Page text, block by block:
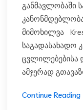
განმავლობაში
მიმოხილვა
საგადასახადო
ცვლილებებისა
ამჯერად
Continue Reading